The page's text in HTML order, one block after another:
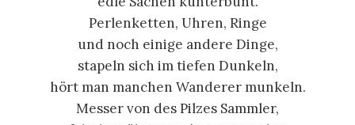
Perlenketten, Uhren, Ringe
und noch einige andere Dinge,
stapeln sich im tiefen Dunkeln,
hört man manchen Wanderer munkeln.
Messer von des Pilzes Sammler,